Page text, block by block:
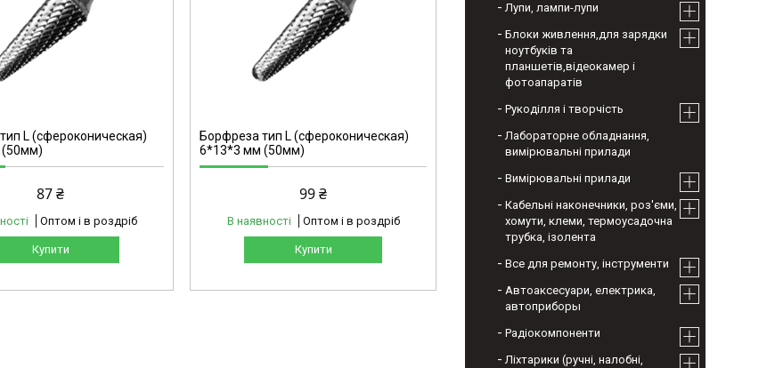
L (сфероконическая)
87 ₴
Оптом і в роздріб
Купити
Борфреза тип L (сфероконическая)
6*13*3 мм (50мм)
99 ₴
В наявності Оптом і в роздріб
Купити
Лупи, лампи-лупи
Блоки живлення,для зарядки
ноутбуків та
планшетів,відеокамер і
фотоапаратів
Рукоділля і творчість
Лабораторне обладнання,
вимірювальні прилади
Вимірювальні прилади
Кабельні наконечники, роз'єми,
хомути, клеми, термоусадочна
трубка, ізолента
Все для ремонту, інструменти
Автоаксесуари, електрика,
автоприборы
Радіокомпоненти
Ліхтарики (ручні, налобні,